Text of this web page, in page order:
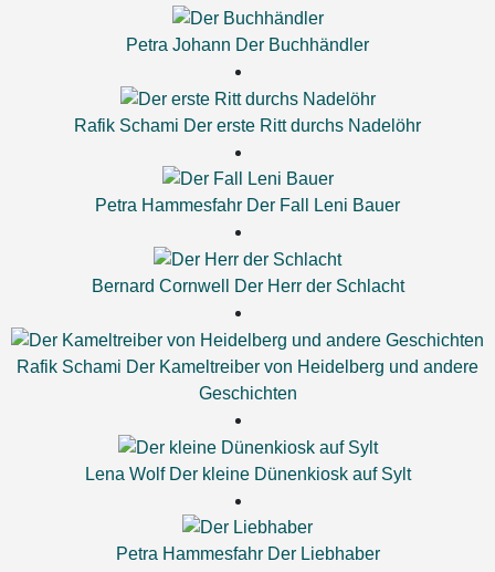
Petra Johann Der Buchhändler
Rafik Schami Der erste Ritt durchs Nadelöhr
Petra Hammesfahr Der Fall Leni Bauer
Bernard Cornwell Der Herr der Schlacht
Rafik Schami Der Kameltreiber von Heidelberg und andere
Geschichten
Lena Wolf Der kleine Dünenkiosk auf Sylt
Petra Hammesfahr Der Liebhaber